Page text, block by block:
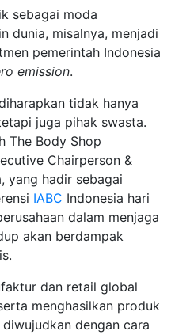
sebagai moda
dunia, misalnya, menjadi
pemerintah Indonesia
emission.
tidak hanya
juga pihak swasta.
The Body Shop
Chairperson &
yang hadir sebagai
IABC Indonesia hari
dalam menjaga
akan berdampak
dan retail global
menghasilkan produk
dengan cara